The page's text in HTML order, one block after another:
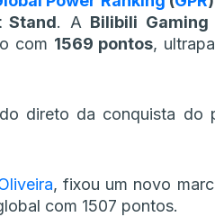
Stand. A Bilibili Gaming
com 1569 pontos,
direto da conquista do
, fixou um novo
com 1507 pontos.